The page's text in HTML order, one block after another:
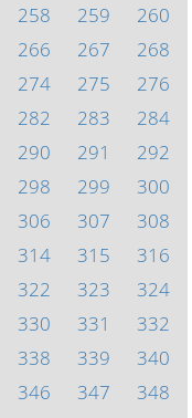
258 259
260
266 267
268
274 275
276
282 283
284
290 291
292
298 299
300
306 307
308
314 315
316
322 323
324
330 331
332
338 339
340
346 347
348